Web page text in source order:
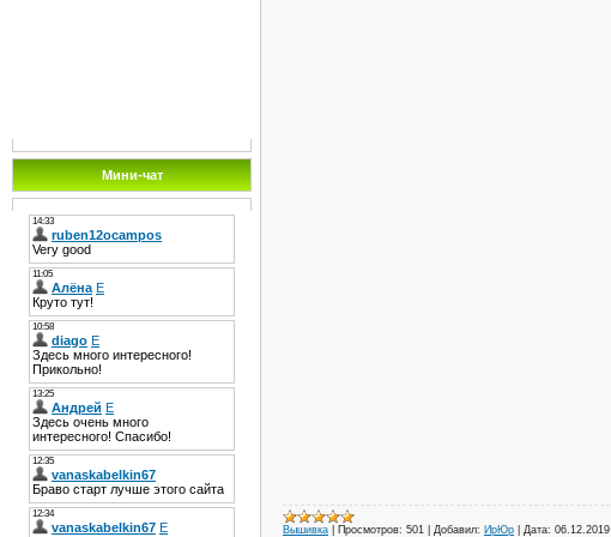
Мини-чат
Вышивка Просмотров: 501 Добавил: ИрЮр Дата: 06.12.2019